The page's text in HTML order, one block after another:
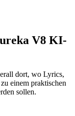
V8 KI-
dort, wo Lyrics,
einem praktischen
sollen.